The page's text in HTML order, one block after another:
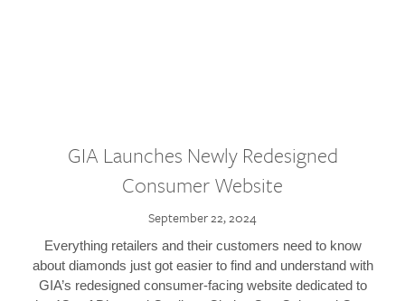
GIA Launches Newly Redesigned
Consumer Website
September 22, 2024
Everything retailers and their customers need to know
about diamonds just got easier to find and understand with
GIA’s redesigned consumer-facing website dedicated to